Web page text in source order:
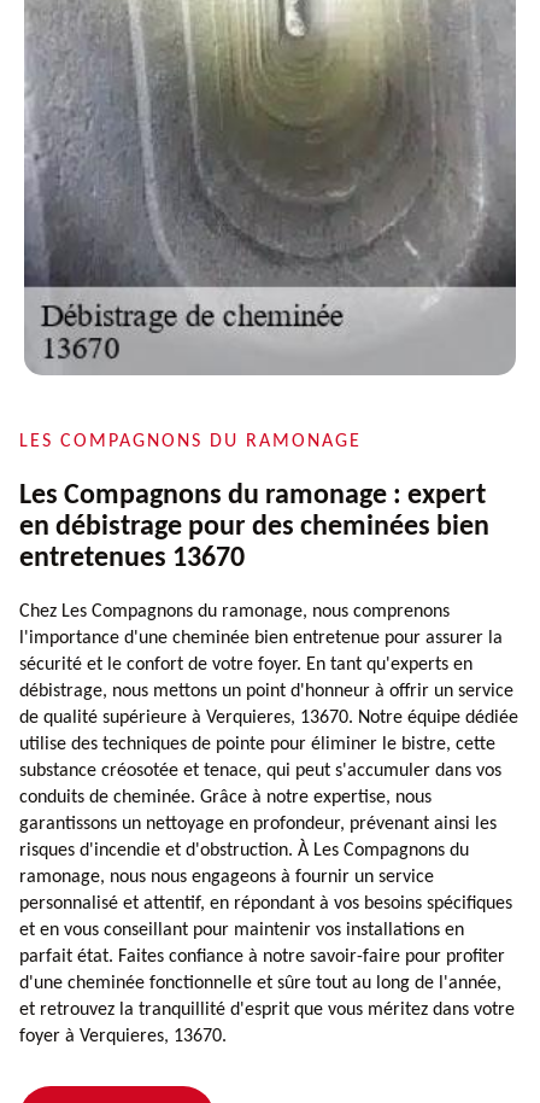
LES COMPAGNONS DU RAMONAGE
Les Compagnons du ramonage : expert
en débistrage pour des cheminées bien
entretenues 13670
Chez Les Compagnons du ramonage, nous comprenons
l'importance d'une cheminée bien entretenue pour assurer la
sécurité et le confort de votre foyer. En tant qu'experts en
débistrage, nous mettons un point d'honneur à offrir un service
de qualité supérieure à Verquieres, 13670. Notre équipe dédiée
utilise des techniques de pointe pour éliminer le bistre, cette
substance créosotée et tenace, qui peut s'accumuler dans vos
conduits de cheminée. Grâce à notre expertise, nous
garantissons un nettoyage en profondeur, prévenant ainsi les
risques d'incendie et d'obstruction. À Les Compagnons du
ramonage, nous nous engageons à fournir un service
personnalisé et attentif, en répondant à vos besoins spécifiques
et en vous conseillant pour maintenir vos installations en
parfait état. Faites confiance à notre savoir-faire pour profiter
d'une cheminée fonctionnelle et sûre tout au long de l'année,
et retrouvez la tranquillité d'esprit que vous méritez dans votre
foyer à Verquieres, 13670.